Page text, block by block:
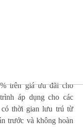
trên giá ưu đãi cho
áp dụng cho các
có thời gian lưu trú từ
trước và không hoàn